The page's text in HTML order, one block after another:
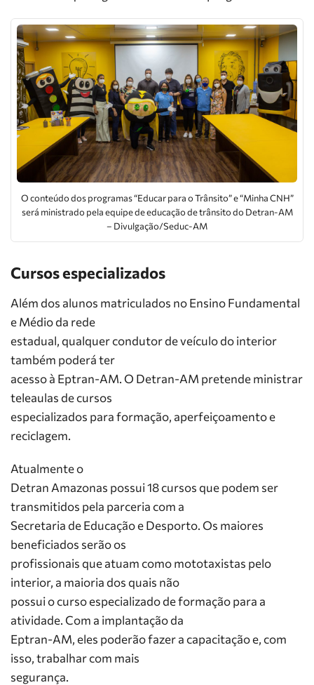
O conteúdo dos programas “Educar para o Trânsito” e “Minha CNH”
será ministrado pela equipe de educação de trânsito do Detran-AM
– Divulgação/Seduc-AM
Cursos especializados
Além dos alunos matriculados no Ensino Fundamental
e Médio da rede
estadual, qualquer condutor de veículo do interior
também poderá ter
acesso à Eptran-AM. O Detran-AM pretende ministrar
teleaulas de cursos
especializados para formação, aperfeiçoamento e
reciclagem.
Atualmente o
Detran Amazonas possui 18 cursos que podem ser
transmitidos pela parceria com a
Secretaria de Educação e Desporto. Os maiores
beneficiados serão os
profissionais que atuam como mototaxistas pelo
interior, a maioria dos quais não
possui o curso especializado de formação para a
atividade. Com a implantação da
Eptran-AM, eles poderão fazer a capacitação e, com
isso, trabalhar com mais
segurança.